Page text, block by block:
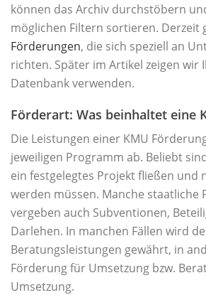
können das Archiv durchstöbern
möglichen Filtern sortieren. Derzeit
Förderungen, die sich speziell an
richten. Später im Artikel zeigen wir
Datenbank verwenden.
Förderart: Was beinhaltet eine
Die Leistungen einer KMU
jeweiligen Programm ab. Beliebt
ein festgelegtes Projekt fließen und
werden müssen. Manche staatliche
vergeben auch Subventionen,
Darlehen. In manchen Fällen wird
Beratungsleistungen gewährt, in
Förderung für Umsetzung bzw.
Umsetzung.